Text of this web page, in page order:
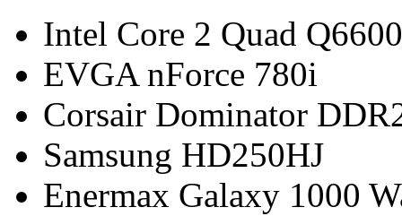
Intel Core 2 Quad Q6600
EVGA nForce 780i
Corsair Dominator
Samsung HD250HJ
Enermax Galaxy 1000